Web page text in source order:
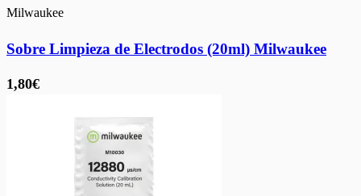
Milwaukee
Sobre Limpieza de Electrodos (20ml) Milwaukee
1,80€